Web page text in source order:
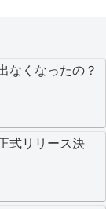
なくなったの？
式リリース決